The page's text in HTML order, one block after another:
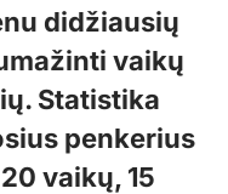
didžiausių
vaikų
Statistika
penkerius
vaikų, 15